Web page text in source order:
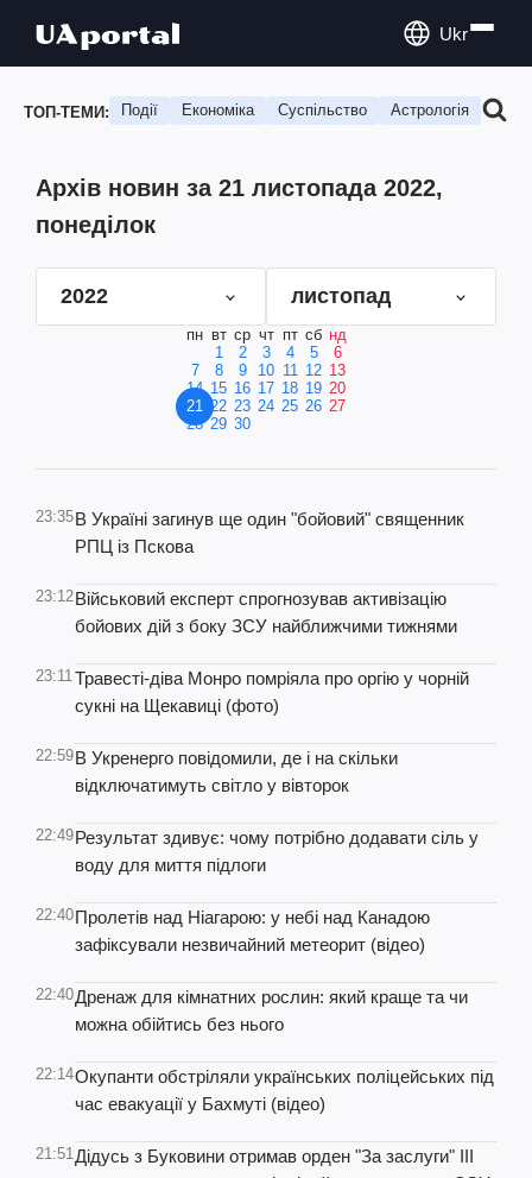
Ukr
ТОП-ТЕМИ: Події Економіка Суспільство Астрологія
Архів новин за 21 листопада 2022,
понеділок
2022 листопад
пн вт ср чт пт сб нд
1
2 3 4 5
6
7
8 9 10 11 12 13
14 15 16 17 18 19 20
21 22 23 24 25 26 27
28 29 30
23:35В Україні загинув ще один "бойовий" священник
РПЦ із Пскова
23:12Військовий експерт спрогнозував активізацію
бойових дій з боку ЗСУ найближчими тижнями
23:11Травесті-діва Монро помріяла про оргію у чорній
сукні на Щекавиці (фото)
22:59В Укренерго повідомили, де і на скільки
відключатимуть світло у вівторок
22:49Результат здивує: чому потрібно додавати сіль у
воду для миття підлоги
22:40Пролетів над Ніагарою: у небі над Канадою
зафіксували незвичайний метеорит (відео)
22:40Дренаж для кімнатних рослин: який краще та чи
можна обійтись без нього
22:14Окупанти обстріляли українських поліцейських під
час евакуації у Бахмуті (відео)
21:51Дідусь з Буковини отримав орден "За заслуги" ІІІ